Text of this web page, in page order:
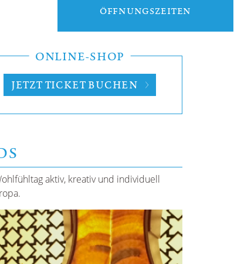
ÖFFNUNGSZEITEN
ONLINE-SHOP
JETZT TICKET BUCHEN
aktiv, kreativ und individuell